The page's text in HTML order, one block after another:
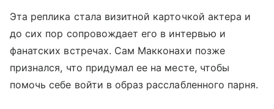
Эта реплика стала визитной карточкой актера и
до сих пор сопровождает его в интервью и
фанатских встречах. Сам Макконахи позже
признался, что придумал ее на месте, чтобы
помочь себе войти в образ расслабленного парня.